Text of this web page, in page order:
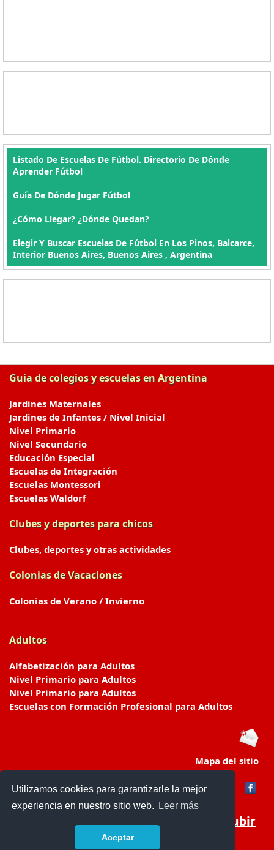
Utilizamos cookies para garantizarle la mejor
experiencia en nuestro sitio web.
Leer más
Aceptar
Listado De Escuelas De Fútbol. Directorio De Dónde
Aprender Fútbol
Guía De Dónde Jugar Fútbol
¿Cómo Llegar? ¿Dónde Quedan?
Elegir Y Buscar Escuelas De Fútbol En Los Pinos, Balcarce,
Interior Buenos Aires, Buenos Aires , Argentina
Guia de colegios y escuelas en Argentina
Jardines Maternales
Jardines de Infantes / Nivel Inicial
Nivel Primario
Nivel Secundario
Educación Especial
Escuelas de Integración
Escuelas Montessori
Escuelas Waldorf
Clubes y deportes para chicos
Clubes, deportes y otras actividades
Colonias de Vacaciones
Colonias de Verano / Invierno
Adultos
Alfabetización para Adultos
Nivel Primario para Adultos
Nivel Primario para Adultos
Escuelas con Formación Profesional para Adultos
Mapa del sitio
Subir